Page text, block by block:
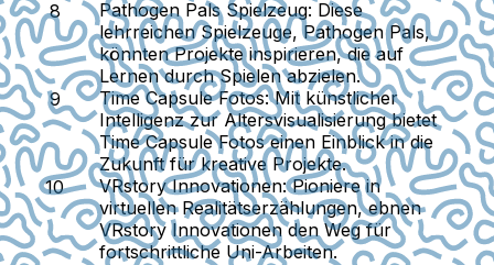
Pathogen Pals Spielzeug: Diese
lehrreichen Spielzeuge, Pathogen Pals,
könnten Projekte inspirieren, die auf
Lernen durch Spielen abzielen.
Time Capsule Fotos: Mit künstlicher
Intelligenz zur Altersvisualisierung bietet
Time Capsule Fotos einen Einblick in die
Zukunft für kreative Projekte.
VRstory Innovationen: Pioniere in
virtuellen Realitätserzählungen, ebnen
VRstory Innovationen den Weg für
fortschrittliche Uni-Arbeiten.